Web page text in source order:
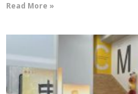
Read More »